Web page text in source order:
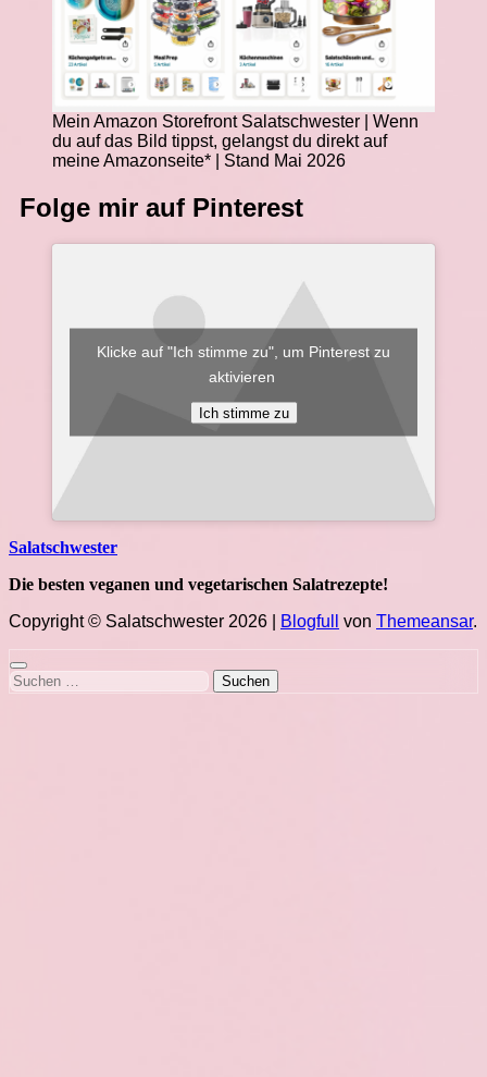
Mein Amazon Storefront Salatschwester | Wenn
du auf das Bild tippst, gelangst du direkt auf
meine Amazonseite* | Stand Mai 2026
Folge mir auf Pinterest
Klicke auf "Ich stimme zu", um Pinterest zu
aktivieren
Ich stimme zu
Salatschwester
Die besten veganen und vegetarischen Salatrezepte!
Copyright © Salatschwester 2026
Blogfull von Themeansar.
Suchen
nach: